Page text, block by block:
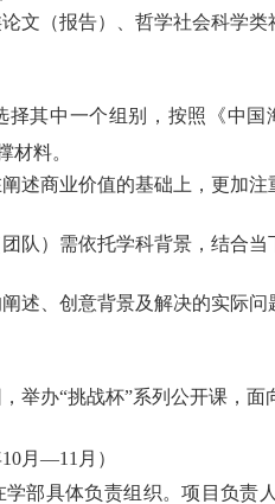
文（报告）、哲学社会科学
择其中一个组别，按照《中国
材料。
述商业价值的基础上，更加
队）需依托学科背景，结合
述、创意背景及解决的实际
举办“挑战杯”系列公开课，面
月—11月）
部具体负责组织。项目负责